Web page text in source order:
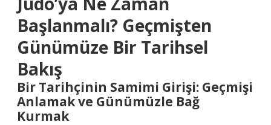
Başlanmalı? Geçmişten
Günümüze Bir Tarihsel
Bakış
Bir Tarihçinin Samimi Girişi: Geçmişi
Anlamak ve Günümüzle Bağ
Kurmak